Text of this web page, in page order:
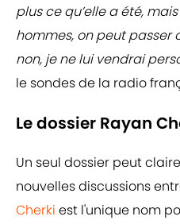
plus ce qu’elle a été,
hommes, on peut passer
non, je ne lui vendrai
le sondes de la radio
Le dossier Rayan
Un seul dossier peut
nouvelles discussions
Cherki est l'unique nom